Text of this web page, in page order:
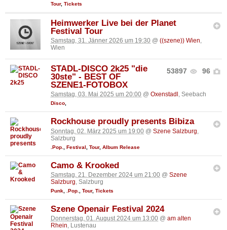
Tour, Tickets
Heimwerker Live bei der Planet
Festival Tour
Samstag, 31. Jänner 2026 um 19:30 @ ((szene)) Wien,
Wien
53897 96
STADL-DISCO 2k25 "die
30ste" - BEST OF
SZENE1-FOTOBOX
Samstag, 03. Mai 2025 um 20:00 @ Oxenstadl , Seebach
Disco,
Rockhouse proudly presents Bibiza
Sonntag, 02. März 2025 um 19:00 @ Szene Salzburg
Salzburg
.Pop. Festival Tour, Album Release
Camo & Krooked
Samstag, 21. Dezember 2024 um 21:00 @ Szene
Salzburg, Salzburg
Punk .Pop. Tour, Tickets
Szene Openair Festival 2024
Donnerstag, 01. August 2024 um 13:00 @ am alten
Rhein, Lustenau